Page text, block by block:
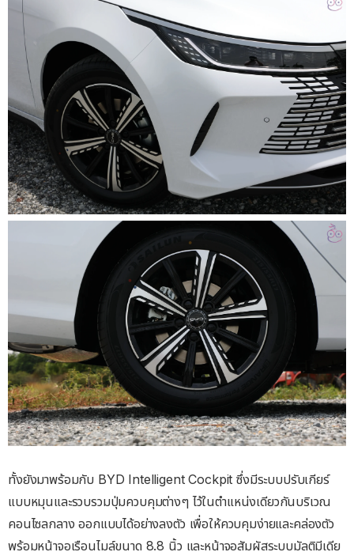
ทั้งยังมาพร้อมกับ BYD Intelligent Cockpit ซึ่งมีระบบปรับเกียร์
แบบหมุนและรวบรวมปุ่มควบคุมต่างๆ ไว้ในตำแหน่งเดียวกันบริเวณ
คอนไซลกลาง ออกแบบได้อย่างลงตัว เพื่อให้ควบคุมง่ายและคล่องตัว
พร้อมหน้าจอเรือนไมล์ขนาด 8.8 นิ้ว และหน้าจอสัมผัสระบบมัลติมีเดีย